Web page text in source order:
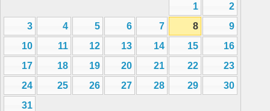
1
2
3
4 5 6 7 8
9
10
11 12 13 14 15
16
17
18 19 20 21 22
23
24
25 26 27 28 29
30
31